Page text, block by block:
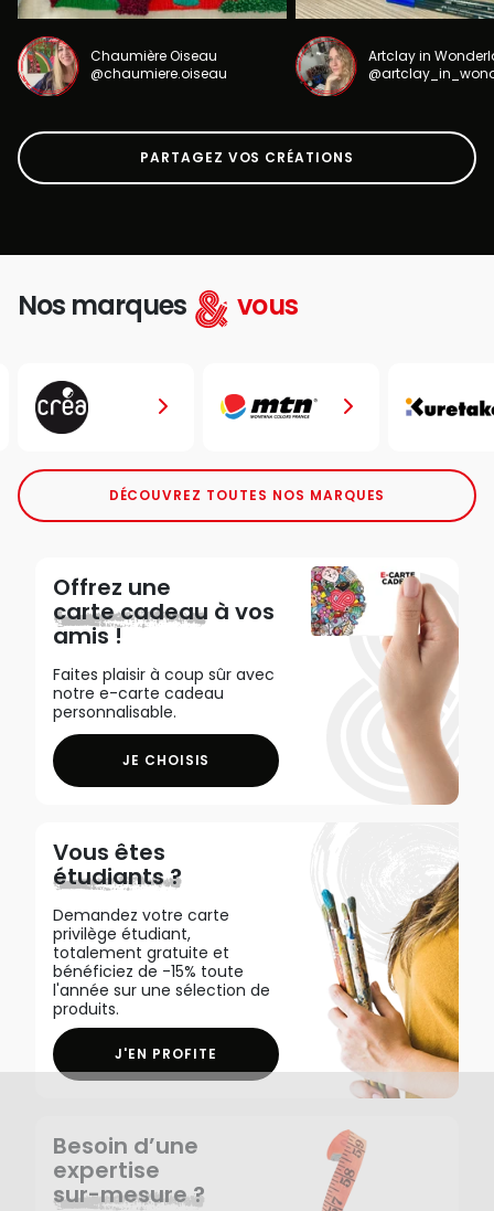
Chaumière Oiseau
@chaumiere.oiseau
Artclay in
PARTAGEZ VOS CRÉATIONS
Nos marques vous
DÉCOUVREZ TOUTES NOS MARQUES
Offrez une
carte cadeau à vos
amis !
Faites plaisir à coup sûr avec
notre e-carte cadeau
personnalisable.
JE CHOISIS
Vous êtes
étudiants ?
Demandez votre carte
privilège étudiant,
totalement gratuite et
bénéficiez de -15% toute
l'année sur une sélection de
produits.
J'EN PROFITE
Besoin d’une
expertise
sur-mesure ?